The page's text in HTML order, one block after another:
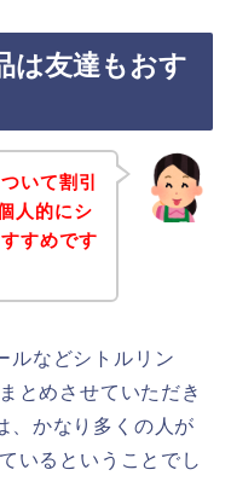
は友達もおす
いて割引
人的にシ
すめです
ルなどシトルリン
とめさせていただき
、かなり多くの人が
いるということでし